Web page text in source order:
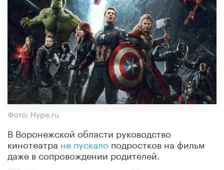
Фото: Hype.ru
В Воронежской области руководство
кинотеатра не пускало подростков на фильм
даже в сопровождении родителей.